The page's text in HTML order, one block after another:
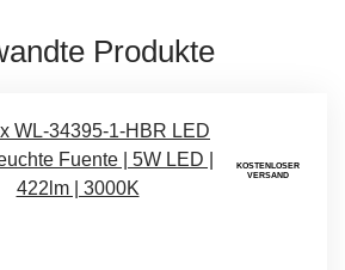
Produkte
KOSTENLOSER
VERSAND